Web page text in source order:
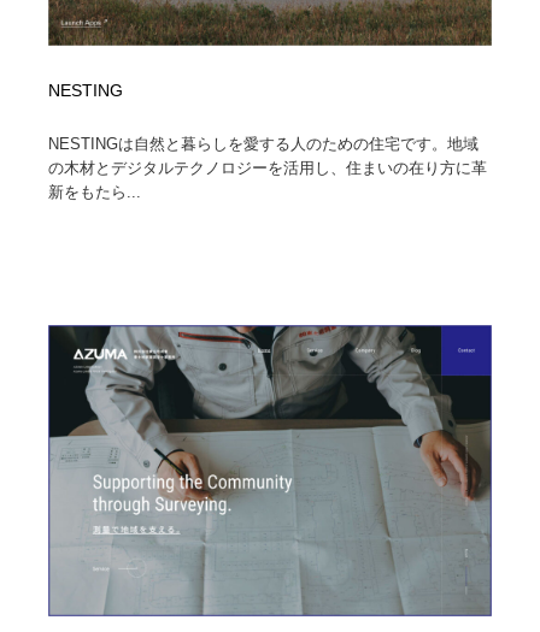
NESTING
NESTINGは自然と暮らしを愛する人のための住宅です。地域
の木材とデジタルテクノロジーを活用し、住まいの在り方に革
新をもたら...